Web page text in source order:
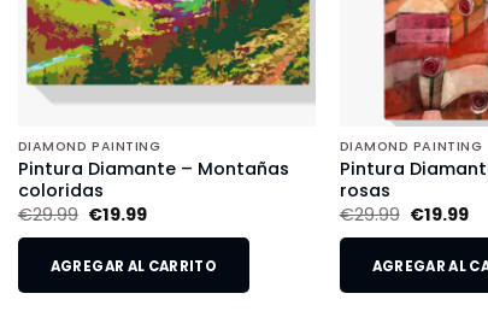
DIAMOND PAINTING
Pintura Diamante – Montañas
coloridas
€29.99 €19.99
AGREGAR AL CARRITO
DIAMOND PAINTING
Pintura
rosas
€29.99 €19.99
AGREGAR AL